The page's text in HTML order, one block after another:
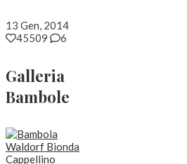
13 Gen, 2014
45509
6
Galleria
Bambole